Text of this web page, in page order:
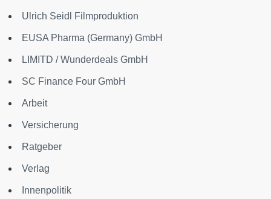
Ulrich Seidl Filmproduktion
EUSA Pharma (Germany) GmbH
LIMITD / Wunderdeals GmbH
SC Finance Four GmbH
Arbeit
Versicherung
Ratgeber
Verlag
Innenpolitik